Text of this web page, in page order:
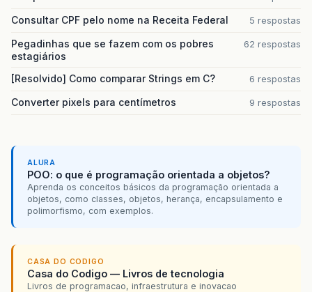
Consultar CPF pelo nome na Receita Federal 5 respostas
Pegadinhas que se fazem com os pobres
estagiários
62 respostas
[Resolvido] Como comparar Strings em C? 6 respostas
Converter pixels para centímetros 9 respostas
ALURA
POO: o que é programação orientada a objetos?
Aprenda os conceitos básicos da programação orientada a
objetos, como classes, objetos, herança, encapsulamento e
polimorfismo, com exemplos.
CASA DO CODIGO
Casa do Codigo — Livros de tecnologia
Livros de programacao, infraestrutura e inovacao